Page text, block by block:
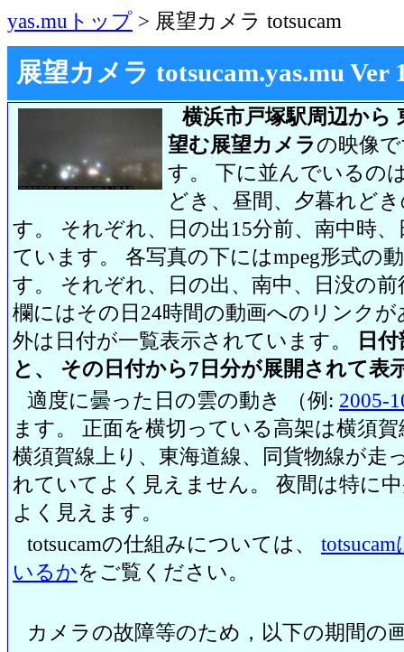
yas.muトップ > 展望カメラ totsucam
展望カメラ totsucam.yas.mu Ver
横浜市戸塚駅周辺から
望む展望カメラの映像
す。 下に並んでいるの
どき、昼間、夕暮れど
す。 それぞれ、日の出15分前、南中時
ています。 各写真の下にはmpeg形式の
す。 それぞれ、日の出、南中、日没の
欄にはその日24時間の動画へのリンク
外は日付が一覧表示されています。
日
と、 その日付から7日分が展開されて表
適度に曇った日の雲の動き （例: 2005-
ます。 正面を横切っている高架は横須
横須賀線上り、東海道線、同貨物線が走
れていてよく見えません。 夜間は特に
よく見えます。
totsucamの仕組みについては、
いるかをご覧ください。
カメラの故障等のため，以下の期間の